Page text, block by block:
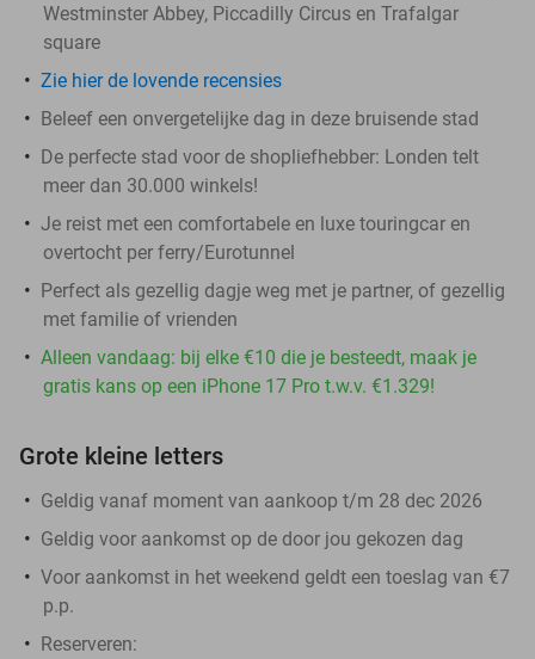
Westminster Abbey, Piccadilly Circus en Trafalgar
square
Zie hier de lovende recensies
Beleef een onvergetelijke dag in deze bruisende stad
De perfecte stad voor de shopliefhebber: Londen telt
meer dan 30.000 winkels!
Je reist met een comfortabele en luxe touringcar en
overtocht per ferry/Eurotunnel
Perfect als gezellig dagje weg met je partner, of gezellig
met familie of vrienden
Alleen vandaag: bij elke €10 die je besteedt, maak je
gratis kans op een iPhone 17 Pro t.w.v. €1.329!
Grote kleine letters
Geldig vanaf moment van aankoop t/m 28 dec 2026
Geldig voor aankomst op de door jou gekozen dag
Voor aankomst in het weekend geldt een toeslag van €7
p.p.
Reserveren: